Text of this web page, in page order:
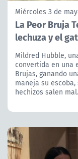
Miércoles 3 de
La Peor Bruja
lechuza y el
Mildred Hubble,
convertida en una
Brujas, ganando
maneja su
hechizos salen mal.